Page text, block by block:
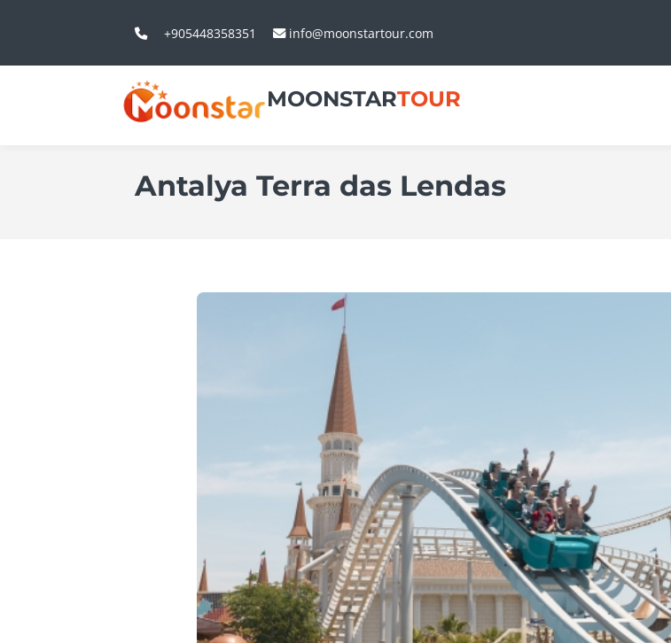
+905448358351 info@moonstartour.com
MOONSTARTOUR
Antalya Terra das Lendas